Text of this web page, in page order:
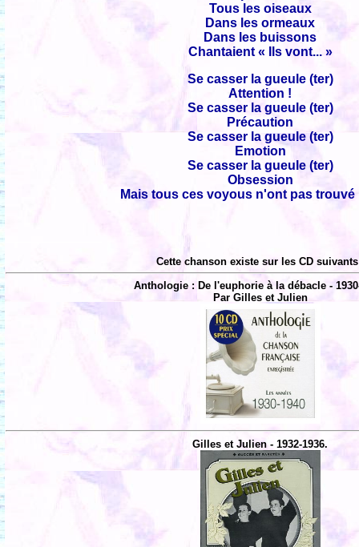
Tous les oiseaux
Dans les ormeaux
Dans les buissons
Chantaient « Ils vont... »
Se casser la gueule (ter)
Attention !
Se casser la gueule (ter)
Précaution
Se casser la gueule (ter)
Emotion
Se casser la gueule (ter)
Obsession
Mais tous ces voyous n'ont pas trouvé
Cette chanson existe sur les CD
Anthologie : De l'euphorie à la débacle -
Par Gilles et Julien
Gilles et Julien - 1932-1936.